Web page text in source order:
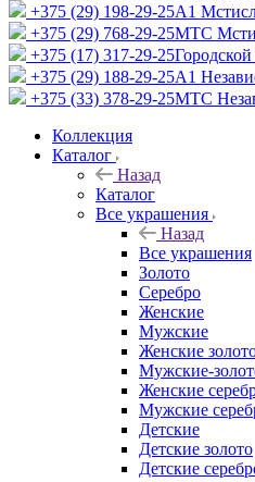
+375 (29) 198-29-25A1
+375 (29) 768-29-25МТС
+375 (17) 317-29-25
+375 (29) 188-29-25A1
+375 (33) 378-29-25МТС
Коллекция
Каталог
Назад
Каталог
Все украшения
Назад
Все украшения
Золото
Серебро
Женские
Мужские
Женские
Мужские-
Женские
Мужские
Детские
Детские золото
Детские